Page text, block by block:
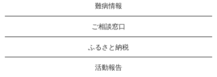
難病情報
ご相談窓口
ふるさと納税
活動報告